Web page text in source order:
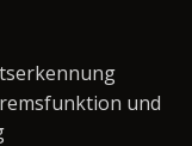
und